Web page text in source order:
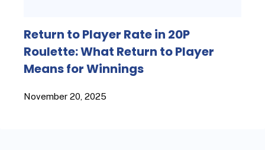
Return to Player Rate in 20P
Roulette: What Return to Player
Means for Winnings
November 20, 2025